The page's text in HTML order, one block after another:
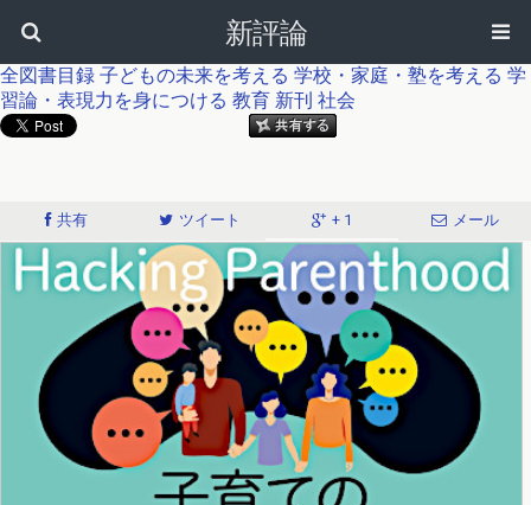
新評論
全図書目録 子どもの未来を考える 学校・家庭・塾を考える 学
習論・表現力を身につける 教育 新刊 社会
共有 ツイート + 1 メール